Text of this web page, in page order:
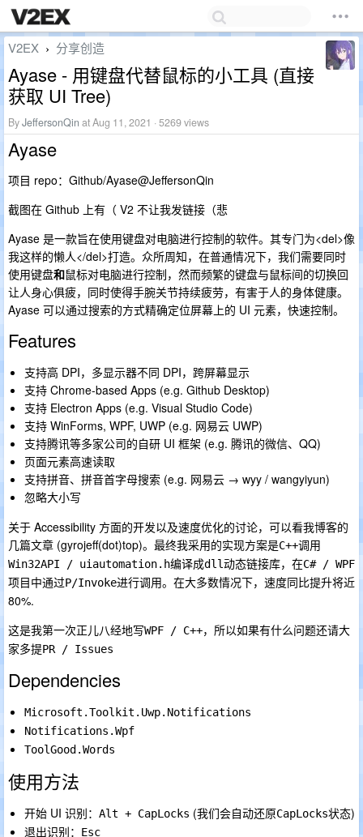
V2EX › 分享创造
Ayase - 用键盘代替鼠标的小工具 (直接
获取 UI Tree)
ByJeffersonQin at Aug 11, 2021 · 5269 views
Ayase
项目 repo：Github/Ayase@JeffersonQin
截图在 Github 上有（ V2 不让我发链接（悲
Ayase 是一款旨在使用键盘对电脑进行控制的软件。其专门为<del>像
我这样的懒人</del>打造。众所周知，在普通情况下，我们需要同时
使用键盘和鼠标对电脑进行控制，然而频繁的键盘与鼠标间的切换回
让人身心俱疲，同时使得手腕关节持续疲劳，有害于人的身体健康。
Ayase 可以通过搜索的方式精确定位屏幕上的 UI 元素，快速控制。
Features
支持高 DPI，多显示器不同 DPI，跨屏幕显示
支持 Chrome-based Apps (e.g. Github Desktop)
支持 Electron Apps (e.g. Visual Studio Code)
支持 WinForms, WPF, UWP (e.g. 网易云 UWP)
支持腾讯等多家公司的自研 UI 框架 (e.g. 腾讯的微信、QQ)
页面元素高速读取
支持拼音、拼音首字母搜索 (e.g. 网易云 → wyy / wangyiyun)
忽略大小写
关于 Accessibility 方面的开发以及速度优化的讨论，可以看我博客的
几篇文章 (gyrojeff(dot)top)。最终我采用的实现方案是C++调用
Win32API / uiautomation.h编译成dll动态链接库，在C# / WPF
项目中通过P/Invoke进行调用。在大多数情况下，速度同比提升将近
80%.
这是我第一次正儿八经地写WPF / C++，所以如果有什么问题还请大
家多提PR / Issues
Dependencies
Microsoft.Toolkit.Uwp.Notifications
Notifications.Wpf
ToolGood.Words
使用方法
开始 UI 识别： Alt + CapLocks (我们会自动还原CapLocks状态)
退出识别：
Esc